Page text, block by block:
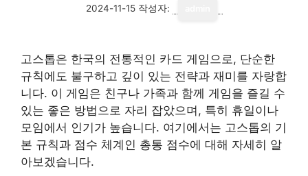
2024-11-15 작성자:
고스톱은 한국의 전통적인 카드 게임으로, 단순한
규칙에도 불구하고 깊이 있는 전략과 재미를 자랑합
니다. 이 게임은 친구나 가족과 함께 게임을 즐길 수
있는 좋은 방법으로 자리 잡았으며, 특히 휴일이나
모임에서 인기가 높습니다. 여기에서는 고스톱의 기
본 규칙과 점수 체계인 총통 점수에 대해 자세히 알
아보겠습니다.